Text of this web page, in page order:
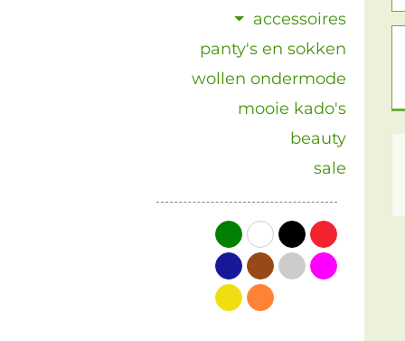
accessoires
panty's en sokken
wollen ondermode
mooie kado's
beauty
sale
groenwit zwartrood
blauwbruingrijsroze
geeloranje